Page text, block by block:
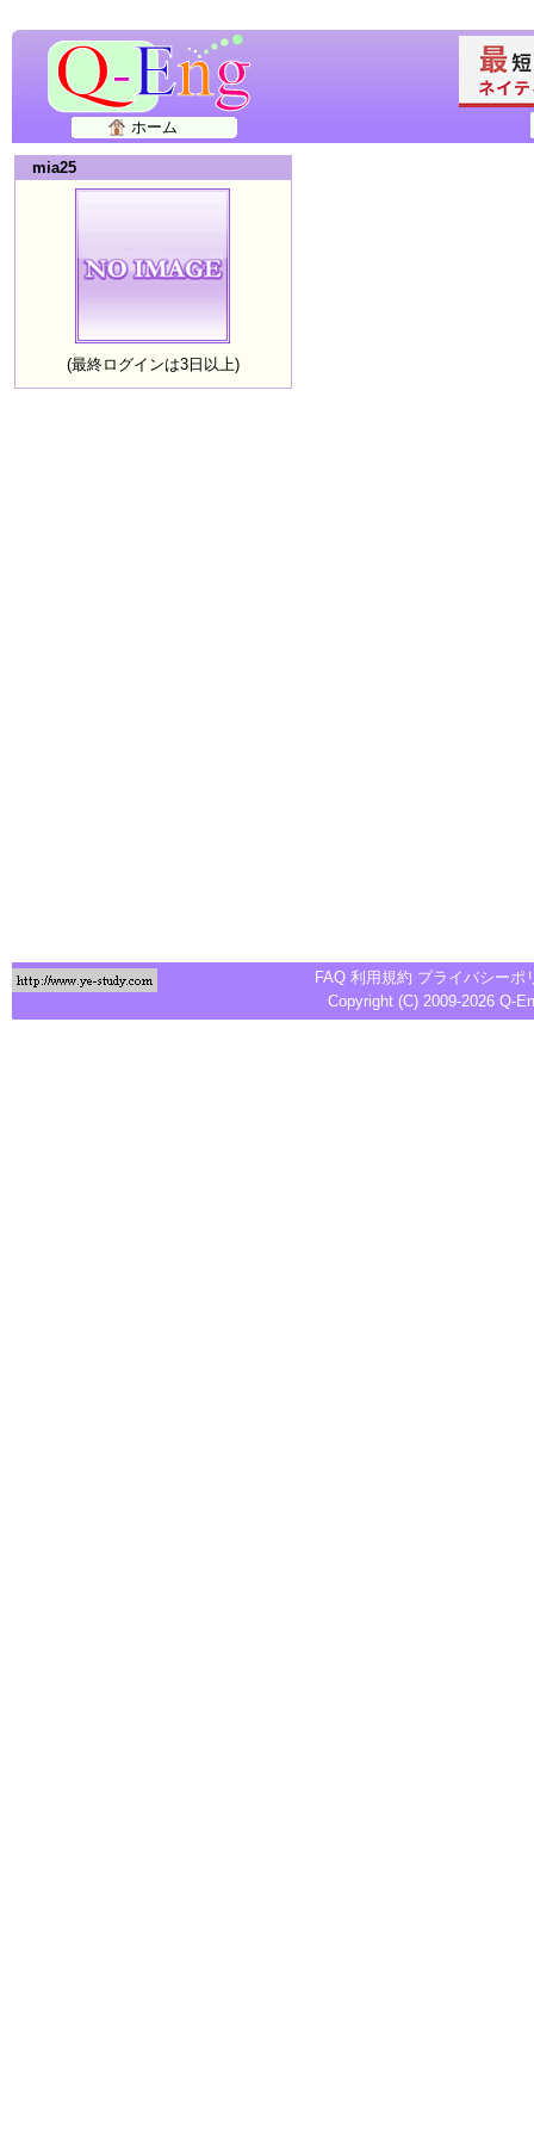
ホーム
mia25
(最終ログインは3日以上)
FAQ 利用規約 プライバシーポ
Copyright (C) 2009-2026 Q-